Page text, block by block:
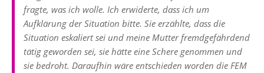
fragte, was ich wolle. Ich erwiderte, dass ich um
Aufklärung der Situation bitte. Sie erzählte, dass die
Situation eskaliert sei und meine Mutter fremdgefährdend
tätig geworden sei, sie hätte eine Schere genommen und
sie bedroht. Daraufhin wäre entschieden worden die FEM